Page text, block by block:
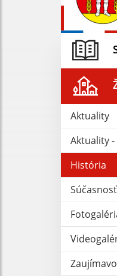
Aktuality
Aktuality
História
Súčasnosť